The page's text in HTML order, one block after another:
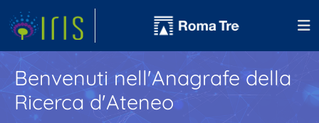
Benvenuti nell'Anagrafe della
Ricerca d'Ateneo